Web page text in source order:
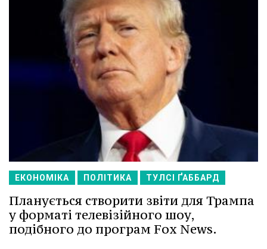
ЕКОНОМІКА ПОЛІТИКА ТУЛСІ ҐАББАРД
Планується створити звіти для Трампа
у форматі телевізійного шоу,
подібного до програм Fox News.